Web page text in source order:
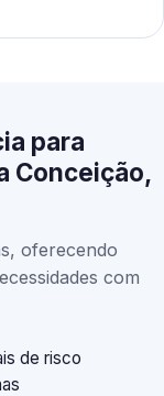
para
Conceição,
oferecendo
com
de risco